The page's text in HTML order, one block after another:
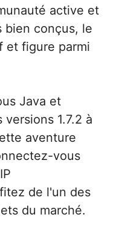
active et
bien conçus, le
et figure parmi
Java et
1.7.2 à
aventure
vous
de l'un des
du marché.